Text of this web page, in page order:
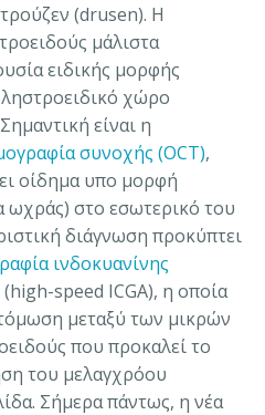
(drusen). Η
μάλιστα
ειδικής μορφής
χώρο
είναι η
συνοχής (OCT),
οίδημα υπο μορφή
ωχράς) στο εσωτερικό του
διάγνωση προκύπτει
ινδοκυανίνης
speed ICGA), η οποία
μεταξύ των μικρών
που προκαλεί το
του μελαγχρόου
Σήμερα πάντως, η νέα